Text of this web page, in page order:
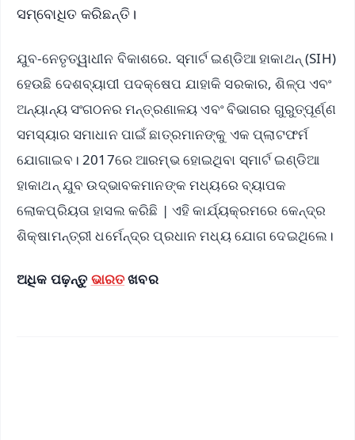
ସମ୍ବୋଧିତ କରିଛନ୍ତି।
ଯୁବ-ନେତୃତ୍ୱାଧୀନ ବିକାଶରେ. ସ୍ମାର୍ଟ ଇଣ୍ଡିଆ ହାକାଥନ୍ (SIH)
ହେଉଛି ଦେଶବ୍ୟାପୀ ପଦକ୍ଷେପ ଯାହାକି ସରକାର, ଶିଳ୍ପ ଏବଂ
ଅନ୍ୟାନ୍ୟ ସଂଗଠନର ମନ୍ତ୍ରଣାଳୟ ଏବଂ ବିଭାଗର ଗୁରୁତ୍ପୂର୍ଣ୍ଣ
ସମସ୍ୟାର ସମାଧାନ ପାଇଁ ଛାତ୍ରମାନଙ୍କୁ ଏକ ପ୍ଲାଟଫର୍ମ
ଯୋଗାଇବ। 2017ରେ ଆରମ୍ଭ ହୋଇଥିବା ସ୍ମାର୍ଟ ଇଣ୍ଡିଆ
ହାକାଥନ୍ ଯୁବ ଉଦ୍ଭାବକମାନଙ୍କ ମଧ୍ୟରେ ବ୍ୟାପକ
ଲୋକପ୍ରିୟତା ହାସଲ କରିଛି | ଏହି କାର୍ଯ୍ୟକ୍ରମରେ କେନ୍ଦ୍ର
ଶିକ୍ଷାମନ୍ତ୍ରୀ ଧର୍ମେନ୍ଦ୍ର ପ୍ରଧାନ ମଧ୍ୟ ଯୋଗ ଦେଇଥିଲେ।
ଅଧିକ ପଢ଼ନ୍ତୁ ଭାରତଖବର